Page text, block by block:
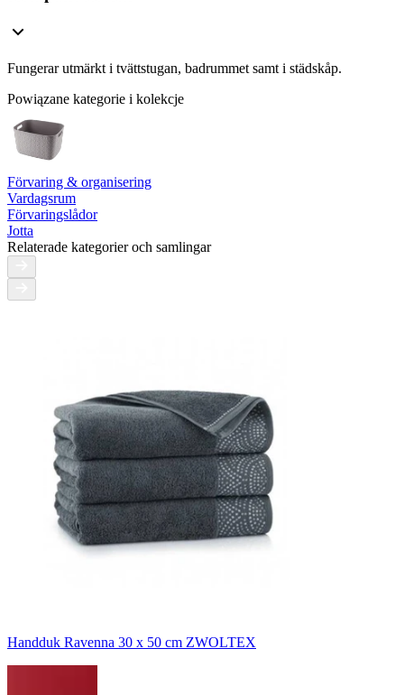
Fungerar utmärkt i tvättstugan, badrummet samt i städskåp.
Powiązane kategorie i kolekcje
Förvaring & organisering
Vardagsrum
Förvaringslådor
Jotta
Relaterade kategorier och samlingar
Handduk Ravenna 30 x 50 cm ZWOLTEX